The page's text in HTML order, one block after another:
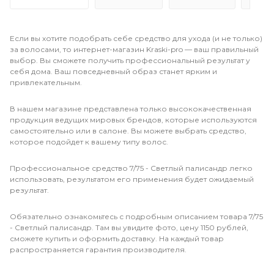
Если вы хотите подобрать себе средство для ухода (и не только)
за волосами, то интернет-магазин Kraski-pro — ваш правильный
выбор. Вы сможете получить профессиональный результат у
себя дома. Ваш повседневный образ станет ярким и
привлекательным.
В нашем магазине представлена только высококачественная
продукция ведущих мировых брендов, которые используются
самостоятельно или в салоне. Вы можете выбрать средство,
которое подойдет к вашему типу волос.
Профессиональное средство 7/75 - Светлый палисандр легко
использовать, результатом его применения будет ожидаемый
результат.
Обязательно ознакомьтесь с подробным описанием товара 7/75
- Светлый палисандр. Там вы увидите фото, цену 1150 рублей,
сможете купить и оформить доставку. На каждый товар
распространяется гарантия производителя.